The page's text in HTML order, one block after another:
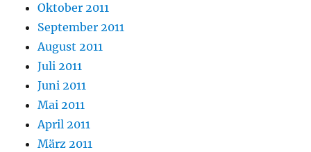
Oktober 2011
September 2011
August 2011
Juli 2011
Juni 2011
Mai 2011
April 2011
März 2011